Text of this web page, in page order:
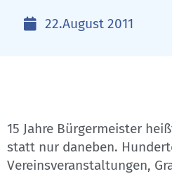
22.August 2011
15 Jahre Bürgermeister
statt nur daneben.
Vereinsveranstaltungen,